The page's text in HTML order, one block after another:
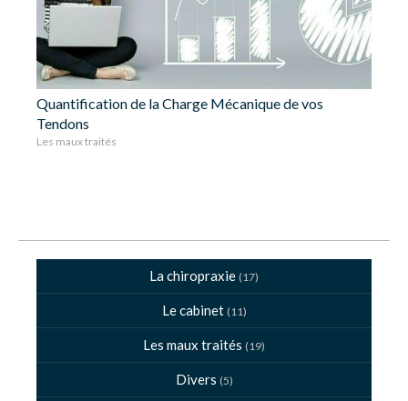
Quantification de la Charge Mécanique de vos
Tendons
Les maux traités
La chiropraxie (17)
Le cabinet (11)
Les maux traités (19)
Divers (5)